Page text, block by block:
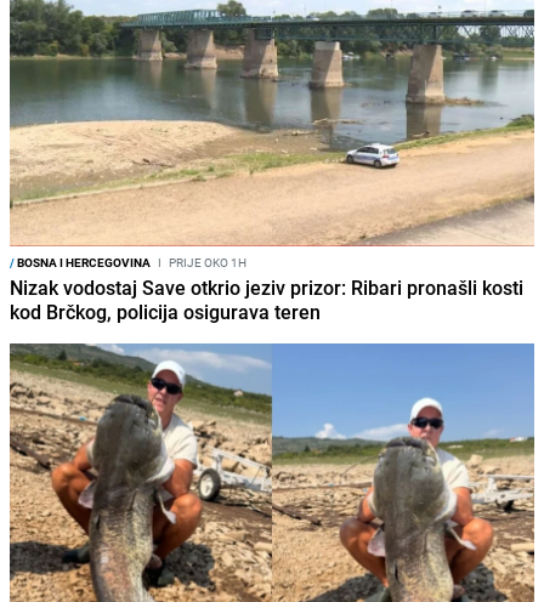
/BOSNA I HERCEGOVINA I PRIJE OKO 1H
Nizak vodostaj Save otkrio jeziv prizor: Ribari pronašli kosti
kod Brčkog, policija osigurava teren